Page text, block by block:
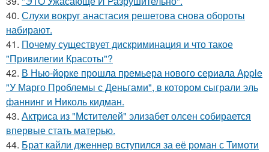
40. Слухи вокруг анастасия решетова снова обороты
набирают.
41. Почему существует дискриминация и что такое
"Привилегии Красоты"?
42. В Нью-йорке прошла премьера нового сериала Apple
"У Марго Проблемы с Деньгами", в котором сыграли эль
фаннинг и Николь кидман.
43. Актриса из "Мстителей" элизабет олсен собирается
впервые стать матерью.
44. Брат кайли дженнер вступился за её роман с Тимоти